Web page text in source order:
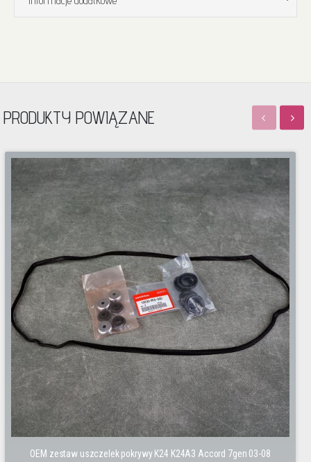
PRODUKTY POWIĄZANE
OEM zestaw uszczelek pokrywy K24 K24A3 Accord 7gen 03-08